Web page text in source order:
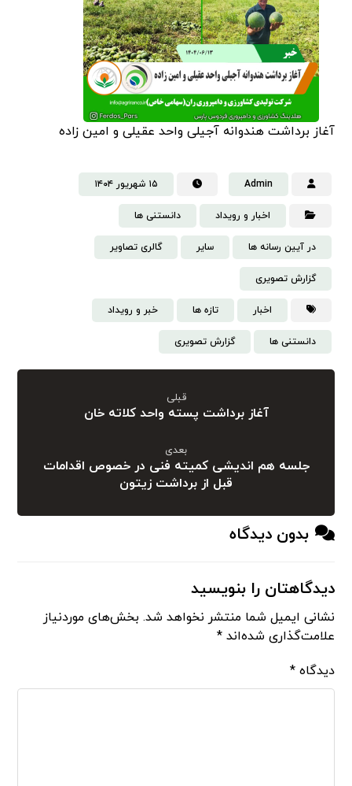
آغاز برداشت هندوانه آجیلی واحد عقیلی و امین زاده
Admin ۱۵ شهریور ۱۴۰۴
اخبار و رویداد دانستنی‌ ها
در آیین رسانه ها سایر گالری تصاویر
گزارش تصویری
اخبار تازه ها خبر و رویداد
دانستنی ها گزارش تصویری
قبلی
آغاز برداشت پسته واحد کلاته خان
بعدی
جلسه هم اندیشی کمیته فنی در خصوص اقدامات
قبل از برداشت زیتون
بدون دیدگاه
دیدگاهتان را بنویسید
نشانی ایمیل شما منتشر نخواهد شد. بخش‌های موردنیاز
علامت‌گذاری شده‌اند*
دیدگاه*